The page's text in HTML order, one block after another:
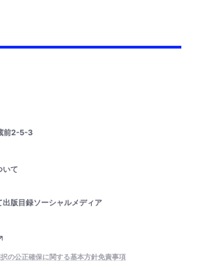
前2-5-3
いて
出版目録ソーシャルメディア
の公正確保に関する基本方針免責事項